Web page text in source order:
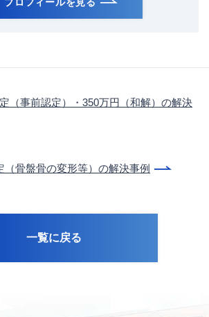
（事前認定）・350万円（和解）の解決
（骨盤骨の変形等）の解決事例
一覧に戻る